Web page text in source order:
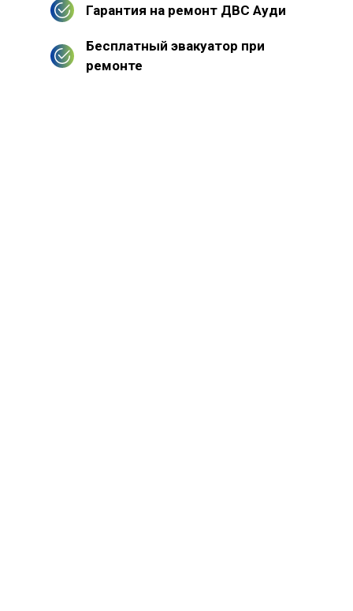
Гарантия на ремонт ДВС Ауди
Бесплатный эвакуатор при
ремонте